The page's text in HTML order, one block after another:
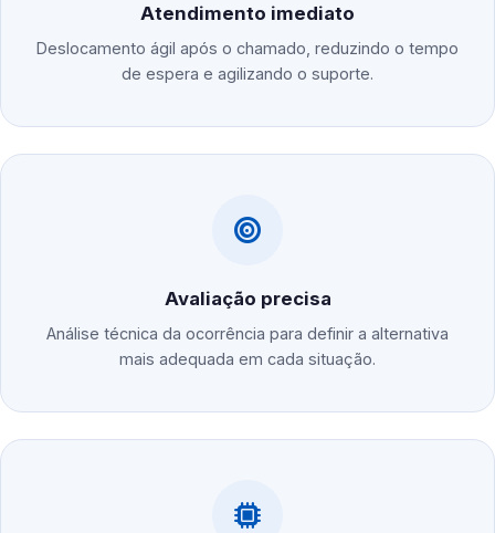
Atendimento imediato
Deslocamento ágil após o chamado, reduzindo o tempo
de espera e agilizando o suporte.
Avaliação precisa
Análise técnica da ocorrência para definir a alternativa
mais adequada em cada situação.